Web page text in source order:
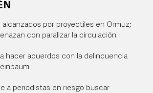
alcanzados por proyectiles en Ormuz;
con paralizar la circulación
hacer acuerdos con la delincuencia
a periodistas en riesgo buscar